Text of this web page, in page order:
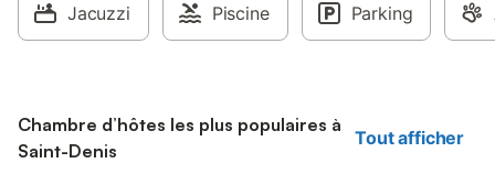
Jacuzzi Piscine Parking
Chambre d’hôtes les plus populaires à
Saint-Denis
Tout afficher